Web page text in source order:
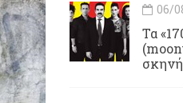
06/
Τα
σκηνή